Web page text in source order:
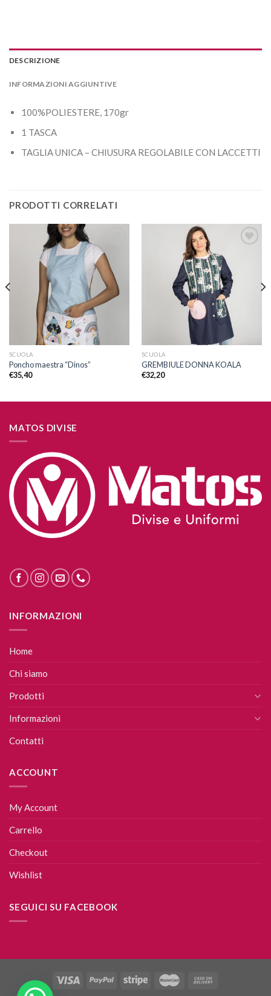
DESCRIZIONE
INFORMAZIONI AGGIUNTIVE
100%POLIESTERE, 170gr
1 TASCA
TAGLIA UNICA – CHIUSURA REGOLABILE CON LACCETTI
PRODOTTI CORRELATI
Aggiungi
alla lista
dei
desideri
SCUOLA
Poncho maestra “Dinos”
€35,40
desideri
SCUOLA
GREMBIULE DONNA KOALA
€32,20
MATOS DIVISE
INFORMAZIONI
Home
Chi siamo
Prodotti
Informazioni
Contatti
ACCOUNT
My Account
Carrello
Checkout
Wishlist
SEGUICI SU FACEBOOK